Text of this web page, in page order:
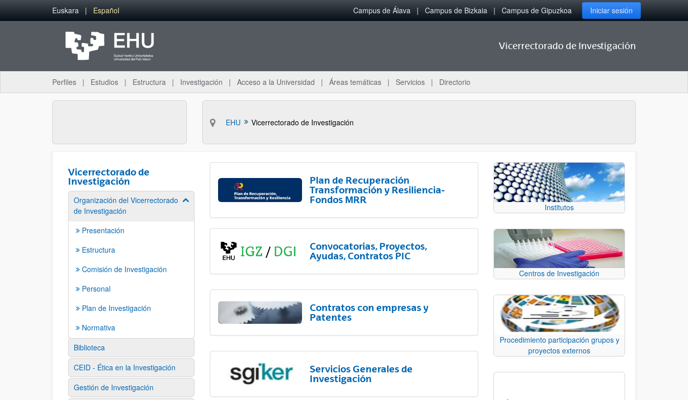
Saltar al contenido principal
Euskara Español Campus de Álava Campus de Bizkaia Campus de Gipuzkoa Iniciar sesión
Vicerrectorado de Investigación
Perfiles Estudios Estructura Investigación Acceso a la Universidad Áreas temáticas Servicios Directorio
EHU Vicerrectorado de Investigación
Vicerrectorado de
Investigación
Organización del Vicerrectorado
de Investigación
Mostrar/ocultar subpáginas
Presentación
Estructura
Comisión de Investigación
Personal
Plan de Investigación
Normativa
Biblioteca
CEID - Ética en la Investigación
Gestión de Investigación
Plan de Recuperación
Transformación y Resiliencia-
Fondos MRR
Convocatorias, Proyectos,
Ayudas, Contratos PIC
Contratos con empresas y
Patentes
Servicios Generales de
Investigación
Institutos
Centros de Investigación
Procedimiento participación grupos y
proyectos externos